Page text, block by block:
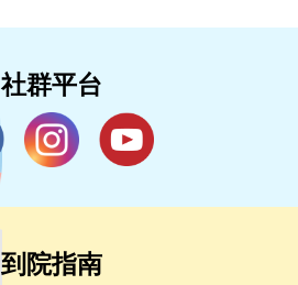
社群平台
到院指南